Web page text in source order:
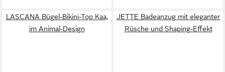
LASCANA Bügel-Bikini-Top Kaa,
im Animal-Design
JETTE Badeanzug mit eleganter
Rüsche und Shaping-Effekt